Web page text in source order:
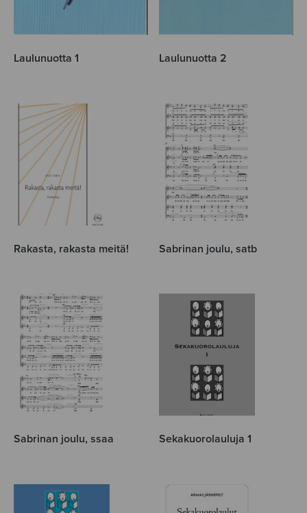
Laulunuotta 1 Laulunuotta 2
Rakasta, rakasta meitä! Sabrinan joulu, satb
Sabrinan joulu, ssaa Sekakuorolauluja 1